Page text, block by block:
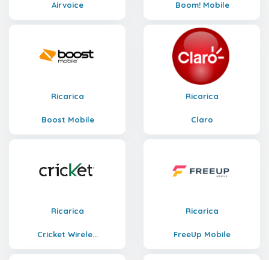
Airvoice Boom! Mobile
Ricarica
Boost Mobile
Ricarica
Claro
Ricarica
Cricket Wirele...
Ricarica
FreeUp Mobile